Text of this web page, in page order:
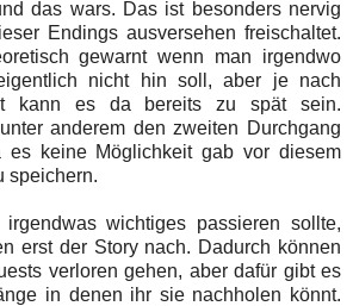
das wars. Das ist besonders nervig
Endings ausversehen freischaltet.
gewarnt wenn man irgendwo
nicht hin soll, aber je nach
kann es da bereits zu spät sein.
anderem den zweiten Durchgang
es keine Möglichkeit gab vor diesem
speichern.
wichtiges passieren sollte,
erst der Story nach. Dadurch können
verloren gehen, aber dafür gibt es
in denen ihr sie nachholen könnt.